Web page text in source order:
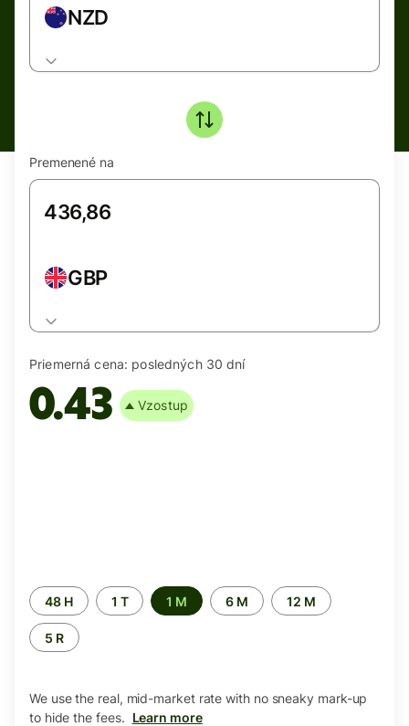
NZD
Premenené na
GBP
Priemerná cena: posledných 30 dní
0.43 Vzostup
Time
period
48 H 1 T 1 M 6 M 12 M
5 R
We use the real, mid-market rate with no sneaky mark-up
to hide the fees. Learn more